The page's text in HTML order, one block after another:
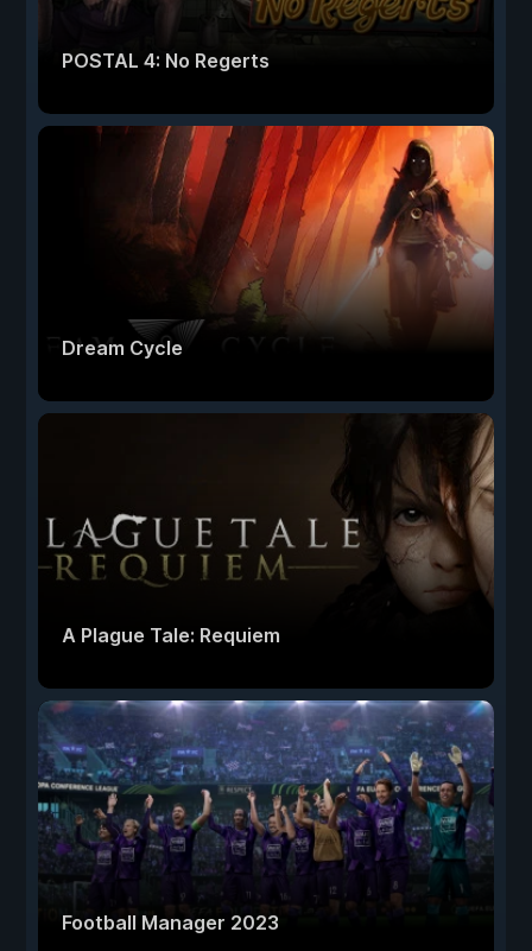
POSTAL 4: No Regerts
Dream Cycle
A Plague Tale: Requiem
Football Manager 2023